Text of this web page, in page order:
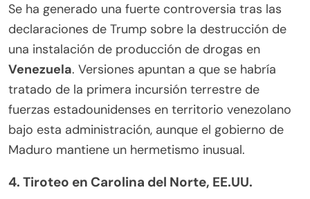
Se ha generado una fuerte controversia tras las
declaraciones de Trump sobre la destrucción de
una instalación de producción de drogas en
Venezuela. Versiones apuntan a que se habría
tratado de la primera incursión terrestre de
fuerzas estadounidenses en territorio venezolano
bajo esta administración, aunque el gobierno de
Maduro mantiene un hermetismo inusual.
4. Tiroteo en Carolina del Norte, EE.UU.